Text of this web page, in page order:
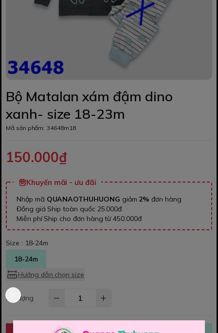
Bộ Matalan xám đậm dino
xanh- size 18-23m
Mã sản phẩm: 34648m18
150.000₫
Khuyến mãi - ưu đãi
Nhập mã QUANAOTHUHUONG giảm 2% đơn hàng
Đồng giá Ship toàn quốc 25.000đ
Miễn phí Ship cho đơn hàng từ 450.000đ
Size : 18-24m
18-24m
Hướng dẫn chọn size
Số lượng